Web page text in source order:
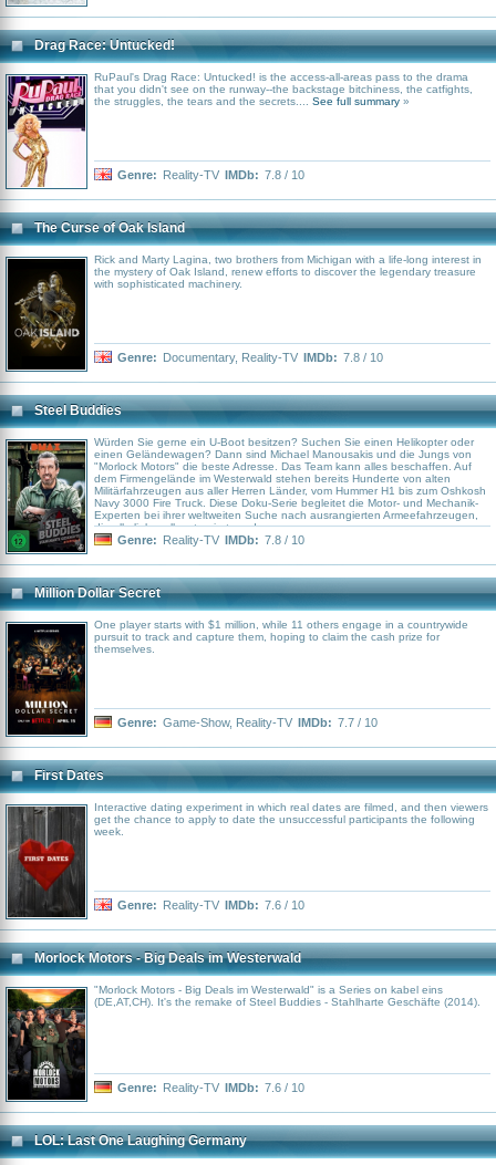
weitergegeben wurden und in Extremsituationen zum Vorschein kommen.
Drag Race: Untucked!
RuPaul's Drag Race: Untucked! is the access-all-areas pass to the drama
that you didn't see on the runway--the backstage bitchiness, the catfights,
the struggles, the tears and the secrets.... See full summary »
Genre: Reality-TV IMDb: 7.8 / 10
The Curse of Oak Island
Rick and Marty Lagina, two brothers from Michigan with a life-long interest in
the mystery of Oak Island, renew efforts to discover the legendary treasure
with sophisticated machinery.
Genre: Documentary, Reality-TV IMDb: 7.8 / 10
Steel Buddies
Würden Sie gerne ein U-Boot besitzen? Suchen Sie einen Helikopter oder
einen Geländewagen? Dann sind Michael Manousakis und die Jungs von
"Morlock Motors" die beste Adresse. Das Team kann alles beschaffen. Auf
dem Firmengelände im Westerwald stehen bereits Hunderte von alten
Militärfahrzeugen aus aller Herren Länder, vom Hummer H1 bis zum Oshkosh
Navy 3000 Fire Truck. Diese Doku-Serie begleitet die Motor- und Mechanik-
Experten bei ihrer weltweiten Suche nach ausrangierten Armeefahrzeugen,
die alle liebevoll restauriert werden
Genre: Reality-TV IMDb: 7.8 / 10
Million Dollar Secret
One player starts with $1 million, while 11 others engage in a countrywide
pursuit to track and capture them, hoping to claim the cash prize for
themselves.
Genre: Game-Show, Reality-TV IMDb: 7.7 / 10
First Dates
Interactive dating experiment in which real dates are filmed, and then viewers
get the chance to apply to date the unsuccessful participants the following
week.
Genre: Reality-TV IMDb: 7.6 / 10
Morlock Motors - Big Deals im Westerwald
"Morlock Motors - Big Deals im Westerwald" is a Series on kabel eins
(DE,AT,CH). It's the remake of Steel Buddies - Stahlharte Geschäfte (2014).
Genre: Reality-TV IMDb: 7.6 / 10
LOL: Last One Laughing Germany